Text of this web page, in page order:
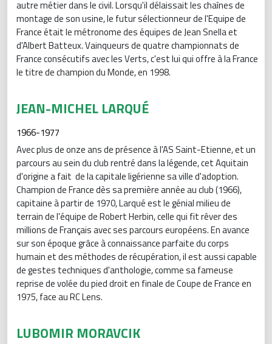
autre métier dans le civil. Lorsqu'il délaissait les chaînes de
montage de son usine, le futur sélectionneur de l'Equipe de
France était le métronome des équipes de Jean Snella et
d'Albert Batteux. Vainqueurs de quatre championnats de
France consécutifs avec les Verts, c'est lui qui offre à la France
le titre de champion du Monde, en 1998.
JEAN-MICHEL LARQUÉ
1966-1977
Avec plus de onze ans de présence à l'AS Saint-Etienne, et un
parcours au sein du club rentré dans la légende, cet Aquitain
d'origine a fait de la capitale ligérienne sa ville d'adoption.
Champion de France dès sa première année au club (1966),
capitaine à partir de 1970, Larqué est le génial milieu de
terrain de l'équipe de Robert Herbin, celle qui fit rêver des
millions de Français avec ses parcours européens. En avance
sur son époque grâce à connaissance parfaite du corps
humain et des méthodes de récupération, il est aussi capable
de gestes techniques d'anthologie, comme sa fameuse
reprise de volée du pied droit en finale de Coupe de France en
1975, face au RC Lens.
LUBOMIR MORAVCIK